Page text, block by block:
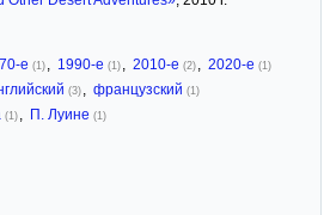
е (1) 1990-е (1) 2010-е (2) 2020-е (1)
(3) французский (1)
(1) П. Луине (1)